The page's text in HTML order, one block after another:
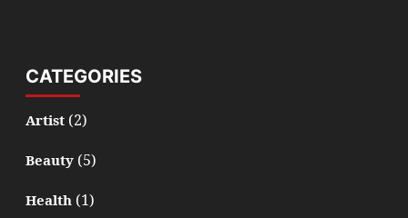
CATEGORIES
Artist(2)
Beauty(5)
Health(1)